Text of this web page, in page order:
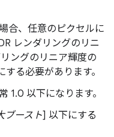
合、任意のピクセルに
レンダリングのリニ
ングのリニア輝度の
る必要があります。
1.0 以下になります。
ブースト] 以下にする